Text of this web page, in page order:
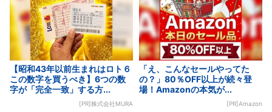
【昭和43年以前生まれはロト６
この数字を買うべき】6つの数
字が「完全一致」する方...
[PR]株式会社MURA
「え、こんなセールやってた
の？」80％OFF以上が続々登
場！Amazonの本気が...
[PR]Amazon